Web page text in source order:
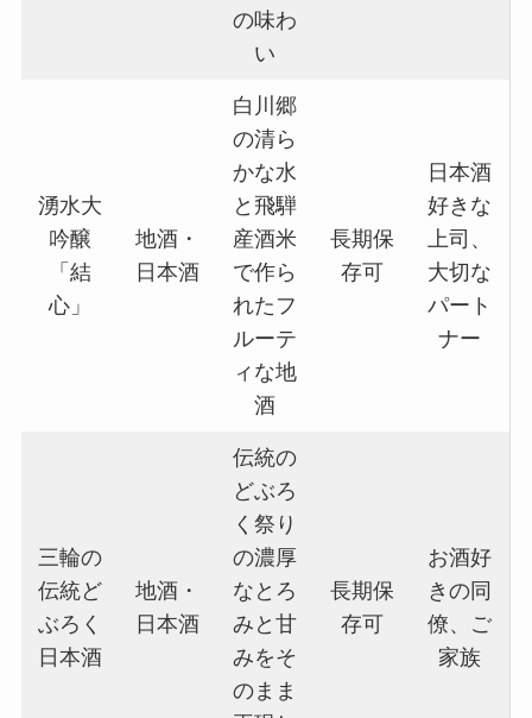
の味わ
い
湧水大
吟醸
「結
心」
地酒・
日本酒
白川郷
の清ら
かな水
と飛騨
産酒米
で作ら
れたフ
ルーテ
ィな地
酒
長期保
存可
日本酒
好きな
上司、
大切な
パート
ナー
三輪の
伝統ど
ぶろく
日本酒
地酒・
日本酒
伝統の
どぶろ
く祭り
の濃厚
なとろ
みと甘
みをそ
のまま
長期保
存可
お酒好
きの同
僚、ご
家族